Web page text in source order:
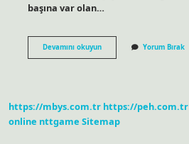
başına var olan…
Devamını okuyunRealist
Ve
Yorum Bırak
https://mbys.com.tr https://peh.com.tr
online nttgame Sitemap